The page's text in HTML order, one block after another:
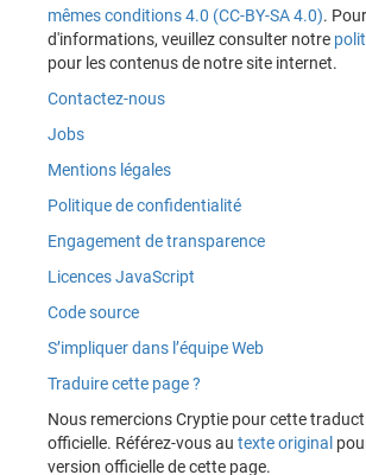
mêmes conditions 4.0 (CC-BY-SA 4.0).
d'informations, veuillez consulter notre
pour les contenus de notre site internet.
Contactez-nous
Jobs
Mentions légales
Politique de confidentialité
Engagement de transparence
Licences JavaScript
Code source
S’impliquer dans l’équipe Web
Traduire cette page ?
Nous remercions Cryptie pour cette
officielle. Référez-vous au texte original
version officielle de cette page.